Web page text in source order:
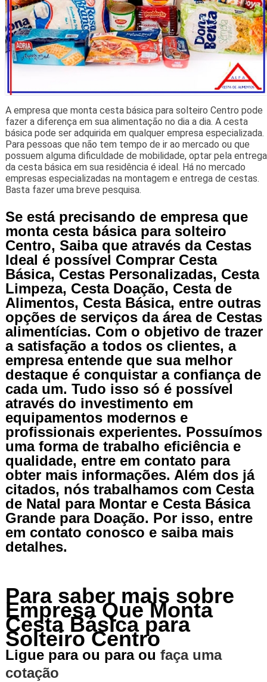
A empresa que monta cesta básica para solteiro Centro pode
fazer a diferença em sua alimentação no dia a dia. A cesta
básica pode ser adquirida em qualquer empresa especializada.
Para pessoas que não tem tempo de ir ao mercado ou que
possuem alguma dificuldade de mobilidade, optar pela entrega
da cesta básica em sua residência é ideal. Há no mercado
empresas especializadas na montagem e entrega de cestas.
Basta fazer uma breve pesquisa.
Se está precisando de empresa que
monta cesta básica para solteiro
Centro, Saiba que através da Cestas
Ideal é possível Comprar Cesta
Básica, Cestas Personalizadas, Cesta
Limpeza, Cesta Doação, Cesta de
Alimentos, Cesta Básica, entre outras
opções de serviços da área de Cestas
alimentícias. Com o objetivo de trazer
a satisfação a todos os clientes, a
empresa entende que sua melhor
destaque é conquistar a confiança de
cada um. Tudo isso só é possível
através do investimento em
equipamentos modernos e
profissionais experientes. Possuímos
uma forma de trabalho eficiência e
qualidade, entre em contato para
obter mais informações. Além dos já
citados, nós trabalhamos com Cesta
de Natal para Montar e Cesta Básica
Grande para Doação. Por isso, entre
em contato conosco e saiba mais
detalhes.
Para saber mais sobre
Empresa Que Monta
Cesta Básica para
Solteiro Centro
Ligue para ou para ou faça uma
cotação